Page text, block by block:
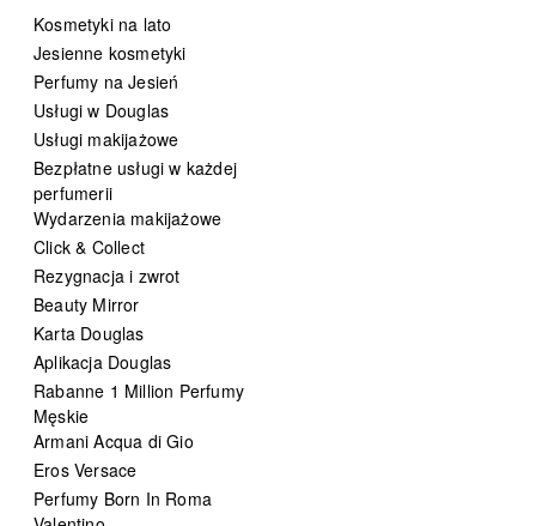
Kosmetyki na lato
Jesienne kosmetyki
Perfumy na Jesień
Usługi w Douglas
Usługi makijażowe
Bezpłatne usługi w każdej
perfumerii
Wydarzenia makijażowe
Click & Collect
Rezygnacja i zwrot
Beauty Mirror
Karta Douglas
Aplikacja Douglas
Rabanne 1 Million Perfumy
Męskie
Armani Acqua di Gio
Eros Versace
Perfumy Born In Roma